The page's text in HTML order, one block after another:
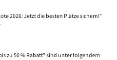
2026: Jetzt die besten Plätze sichern!"
zu 50 % Rabatt" sind unter folgendem